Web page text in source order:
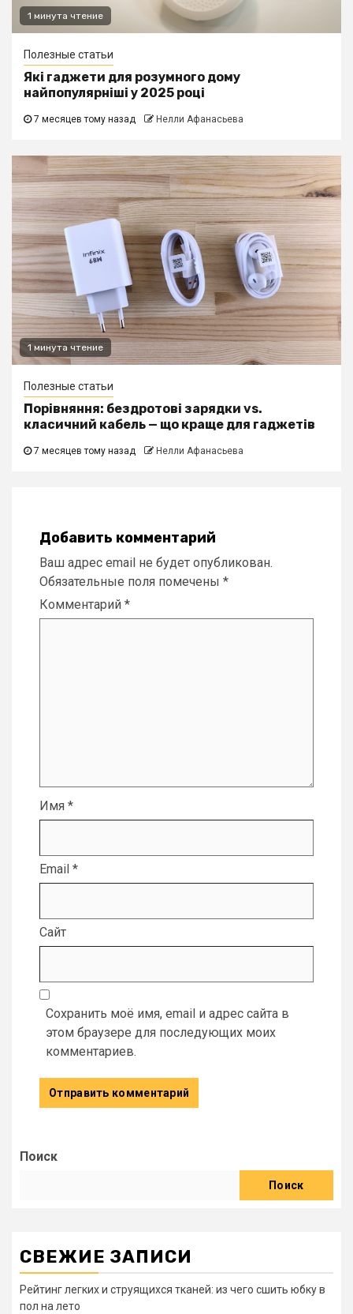
1 минута чтение
Полезные статьи
Які гаджети для розумного дому
найпопулярніші у 2025 році
7 месяцев тому назад Нелли Афанасьева
1 минута чтение
Полезные статьи
Порівняння: бездротові зарядки vs.
класичний кабель — що краще для гаджетів
7 месяцев тому назад Нелли Афанасьева
Добавить комментарий
Ваш адрес email не будет опубликован.
Обязательные поля помечены *
Комментарий *
Имя *
Email *
Сайт
Сохранить моё имя, email и адрес сайта в
этом браузере для последующих моих
комментариев.
Поиск
Поиск
СВЕЖИЕ ЗАПИСИ
Рейтинг легких и струящихся тканей: из чего сшить юбку в
пол на лето